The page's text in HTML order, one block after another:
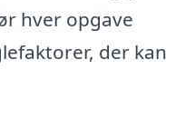
hver opgave
der kan